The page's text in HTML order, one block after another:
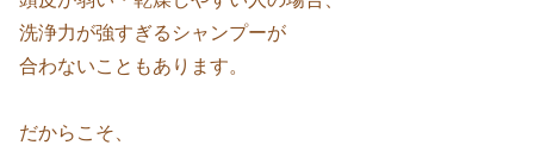
洗浄力が強すぎるシャンプーが
合わないこともあります。
だからこそ、